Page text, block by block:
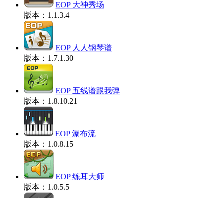
EOP 大神秀场
版本：1.1.3.4
EOP 人人钢琴谱
版本：1.7.1.30
EOP 五线谱跟我弹
版本：1.8.10.21
EOP 瀑布流
版本：1.0.8.15
EOP 练耳大师
版本：1.0.5.5